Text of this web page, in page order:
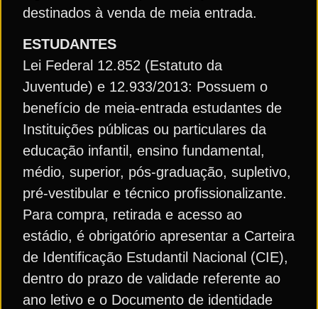
destinados à venda de meia entrada.
ESTUDANTES
Lei Federal 12.852 (Estatuto da
Juventude) e 12.933/2013: Possuem o
benefício de meia-entrada estudantes de
Instituições públicas ou particulares da
educação infantil, ensino fundamental,
médio, superior, pós-graduação, supletivo,
pré-vestibular e técnico profissionalizante.
Para compra, retirada e acesso ao
estádio, é obrigatório apresentar a Carteira
de Identificação Estudantil Nacional (CIE),
dentro do prazo de validade referente ao
ano letivo e o Documento de identidade